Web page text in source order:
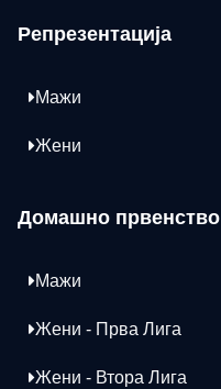
Репрезентација
Мажи
Жени
Домашно првенство
Мажи
Жени - Прва Лига
Жени - Втора Лига